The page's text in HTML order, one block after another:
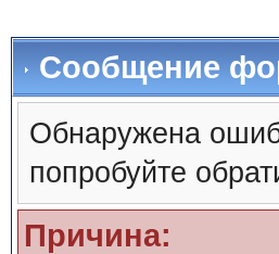
Сообщение
Обнаружена
попробуйте
Причина: